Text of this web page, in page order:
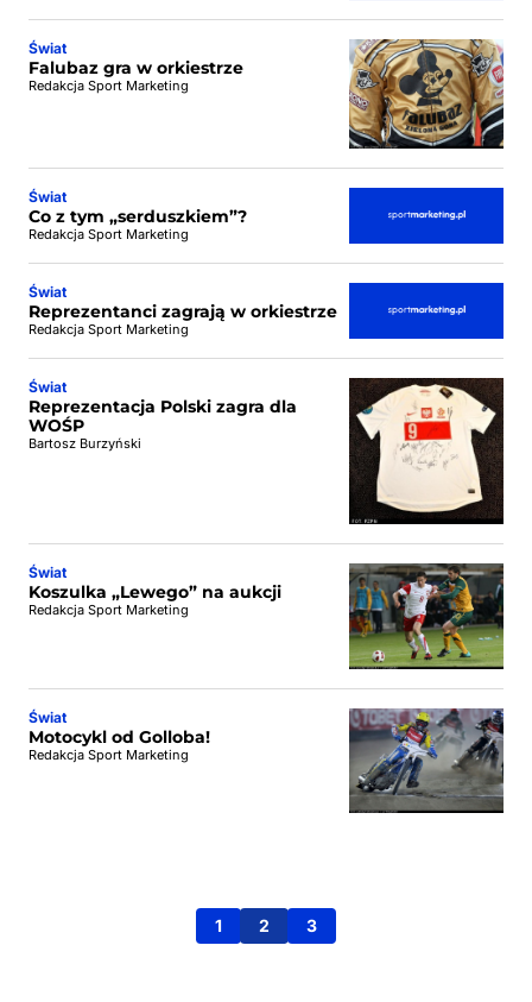
Świat
Falubaz gra w orkiestrze
Redakcja Sport Marketing
Świat
Co z tym „serduszkiem”?
Redakcja Sport Marketing
Świat
Reprezentanci zagrają w orkiestrze
Redakcja Sport Marketing
Świat
Reprezentacja Polski zagra dla
WOŚP
Bartosz Burzyński
Świat
Koszulka „Lewego” na aukcji
Redakcja Sport Marketing
Świat
Motocykl od Golloba!
Redakcja Sport Marketing
1 2 3